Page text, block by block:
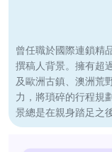
曾任職於國際連鎖精
撰稿人背景。擁有超
及歐洲古鎮、澳洲荒
力，將瑣碎的行程規
景總是在親身踏足之